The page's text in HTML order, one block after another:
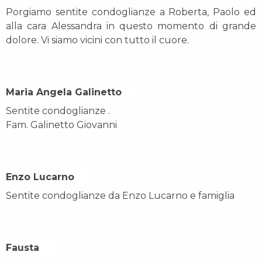
Porgiamo sentite condoglianze a Roberta, Paolo ed
alla cara Alessandra in questo momento di grande
dolore. Vi siamo vicini con tutto il cuore.
Maria Angela Galinetto On
Sentite condoglianze .
Fam. Galinetto Giovanni
Enzo Lucarno On
Sentite condoglianze da Enzo Lucarno e famiglia
Fausta On